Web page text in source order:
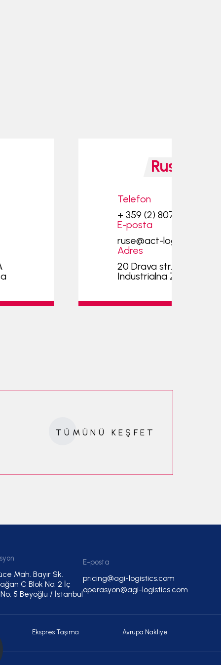
Ruse
Telefon
+ 359 (2) 807 45 63
E-posta
ruse@act-logistics.com
Adres
20 Drava str. Iztochna
Industrialna Zona 7009
TÜMÜNÜ KEŞFET
Mah. Bayır Sk.
C Blok No: 2 İç
No: 5 Beyoğlu / İstanbul
E-posta
pricing@agi-logistics.com
operasyon@agi-logistics.com
Ekspres Taşıma Avrupa Nakliye